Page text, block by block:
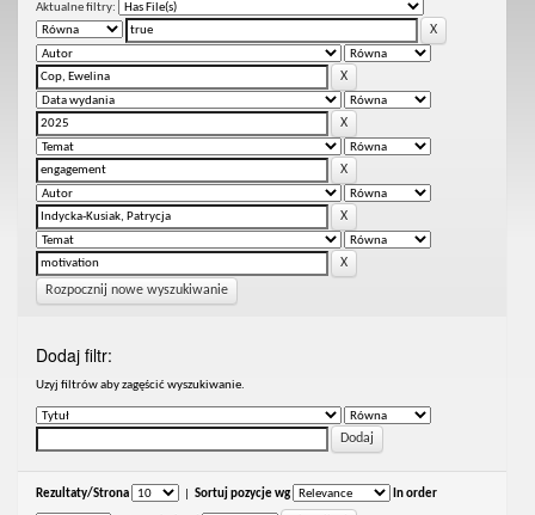
Aktualne filtry:
Rozpocznij nowe wyszukiwanie
Dodaj filtr:
Uzyj filtrów aby zagęścić wyszukiwanie.
Rezultaty/Strona Sortuj pozycje wg In order